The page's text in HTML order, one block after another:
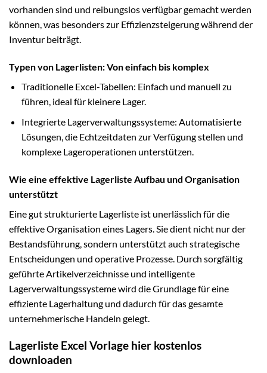
vorhanden sind und reibungslos verfügbar gemacht werden
können, was besonders zur Effizienzsteigerung während der
Inventur beiträgt.
Typen von Lagerlisten: Von einfach bis komplex
Traditionelle Excel-Tabellen: Einfach und manuell zu
führen, ideal für kleinere Lager.
Integrierte Lagerverwaltungssysteme: Automatisierte
Lösungen, die Echtzeitdaten zur Verfügung stellen und
komplexe Lageroperationen unterstützen.
Wie eine effektive Lagerliste Aufbau und Organisation
unterstützt
Eine gut strukturierte Lagerliste ist unerlässlich für die
effektive Organisation eines Lagers. Sie dient nicht nur der
Bestandsführung, sondern unterstützt auch strategische
Entscheidungen und operative Prozesse. Durch sorgfältig
geführte Artikelverzeichnisse und intelligente
Lagerverwaltungssysteme wird die Grundlage für eine
effiziente Lagerhaltung und dadurch für das gesamte
unternehmerische Handeln gelegt.
Lagerliste Excel Vorlage hier kostenlos
downloaden